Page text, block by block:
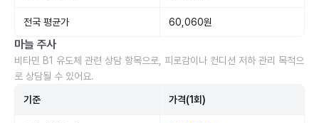
전국 평균가 60,060원
마늘 주사
비타민 B1 유도체 관련 상담 항목으로, 피로감이나 컨디션 저하 관리 목적으
로 상담될 수 있어요.
기준 가격(1회)